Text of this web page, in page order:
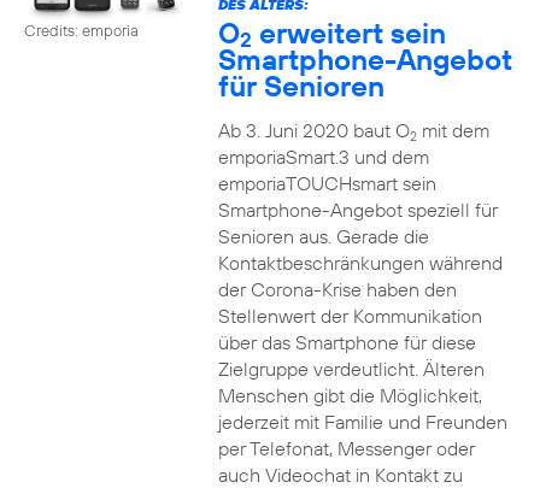
Credits: emporia
DES ALTERS:
O2 erweitert sein
Smartphone-Angebot
für Senioren
Ab 3. Juni 2020 baut O2mit dem
emporiaSmart.3 und dem
emporiaTOUCHsmart sein
Smartphone-Angebot speziell für
Senioren aus. Gerade die
Kontaktbeschränkungen während
der Corona-Krise haben den
Stellenwert der Kommunikation
über das Smartphone für diese
Zielgruppe verdeutlicht. Älteren
Menschen gibt die Möglichkeit,
jederzeit mit Familie und Freunden
per Telefonat, Messenger oder
auch Videochat in Kontakt zu